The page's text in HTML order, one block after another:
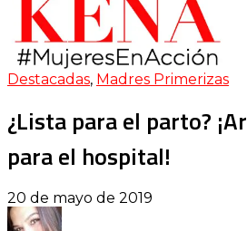
Destacadas, Madres Primerizas
¿Lista para el parto?
para el hospital!
20 de mayo de 2019